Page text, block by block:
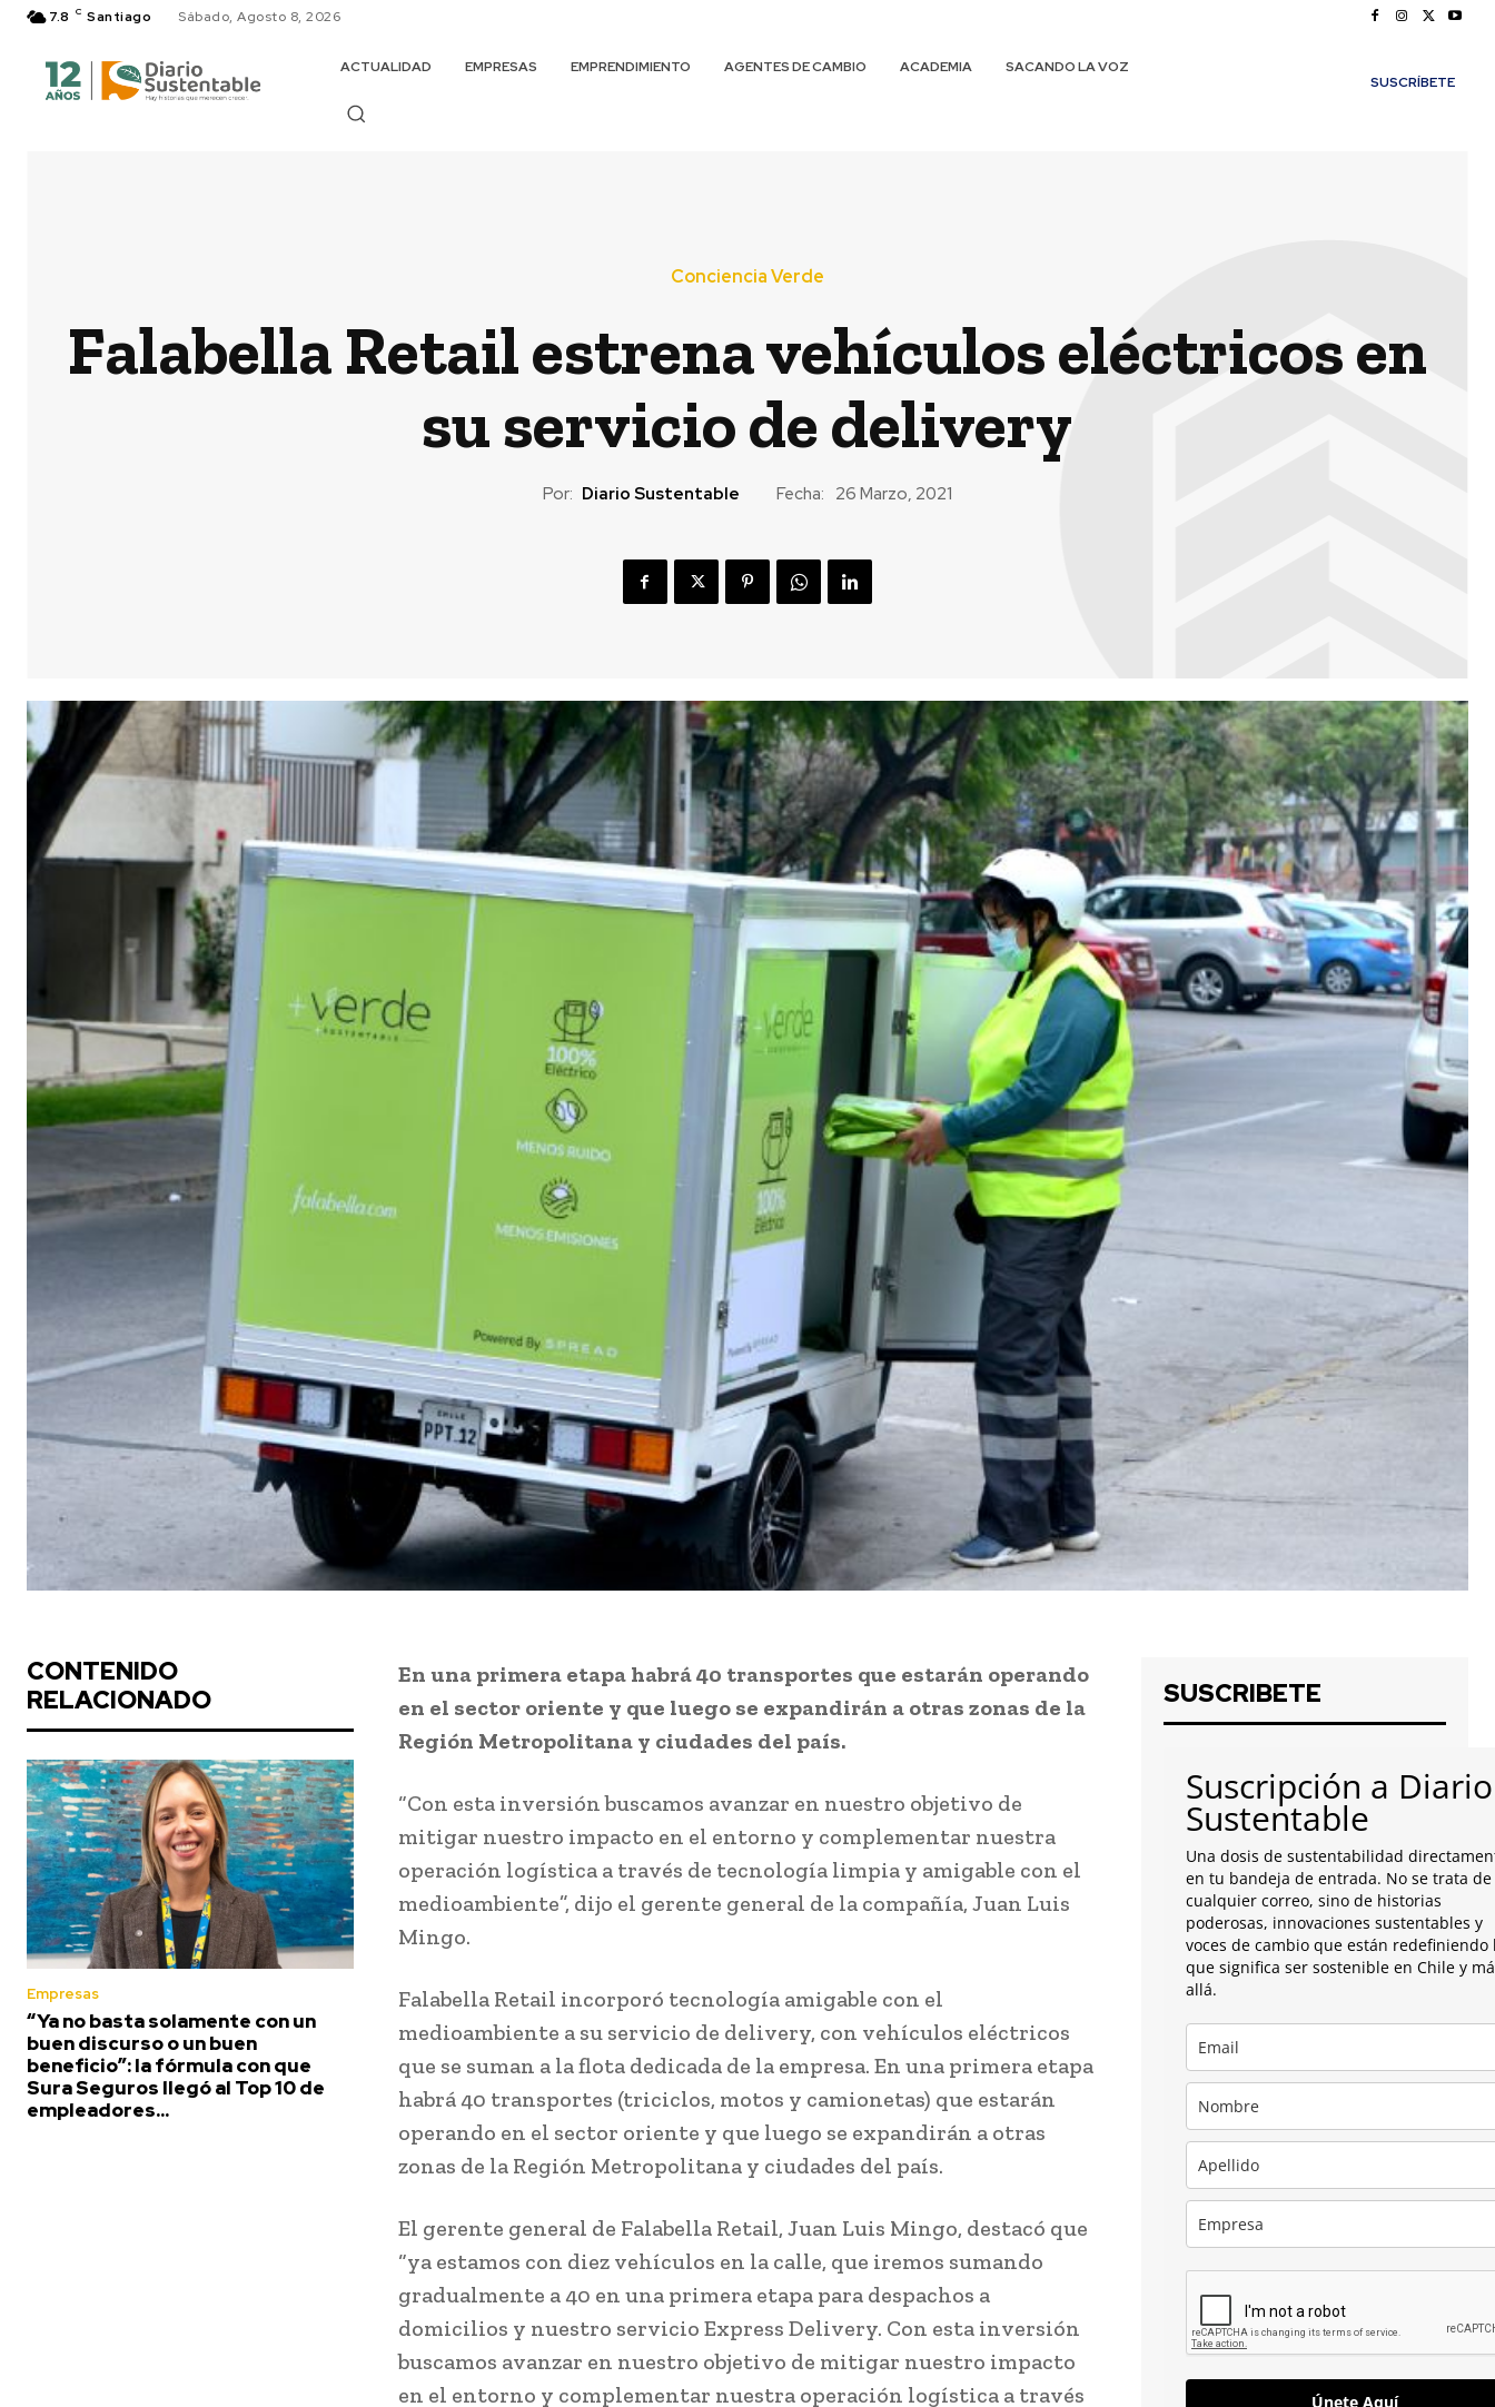
7.8 C Santiago Sábado, Agosto 8, 2026
ACTUALIDAD EMPRESAS EMPRENDIMIENTO AGENTES DE CAMBIO ACADEMIA
SACANDO LA VOZ
SUSCRÍBETE
Conciencia Verde
Falabella Retail estrena vehículos eléctricos en
su servicio de delivery
Por: Diario Sustentable Fecha: 26 Marzo, 2021
CONTENIDO
RELACIONADO
Empresas
“Ya no basta solamente con un
buen discurso o un buen
beneficio”: la fórmula con que
Sura Seguros llegó al Top 10 de
empleadores...
En una primera etapa habrá 40 transportes que estarán operando
en el sector oriente y que luego se expandirán a otras zonas de la
Región Metropolitana y ciudades del país.
“Con esta inversión buscamos avanzar en nuestro objetivo de
mitigar nuestro impacto en el entorno y complementar nuestra
operación logística a través de tecnología limpia y amigable con el
medioambiente”, dijo el gerente general de la compañía, Juan Luis
Mingo.
Falabella Retail incorporó tecnología amigable con el
medioambiente a su servicio de delivery, con vehículos eléctricos
que se suman a la flota dedicada de la empresa. En una primera etapa
habrá 40 transportes (triciclos, motos y camionetas) que estarán
operando en el sector oriente y que luego se expandirán a otras
zonas de la Región Metropolitana y ciudades del país.
El gerente general de Falabella Retail, Juan Luis Mingo, destacó que
“ya estamos con diez vehículos en la calle, que iremos sumando
gradualmente a 40 en una primera etapa para despachos a
domicilios y nuestro servicio Express Delivery. Con esta inversión
buscamos avanzar en nuestro objetivo de mitigar nuestro impacto
en el entorno y complementar nuestra operación logística a través
SUSCRIBETE
Suscripción a Diario
Sustentable
Una dosis de sustentabilidad
en tu bandeja de entrada. No se trata de
cualquier correo, sino de historias
poderosas, innovaciones sustentables y
voces de cambio que están redefiniendo
que significa ser sostenible en Chile y
allá.
Únete Aquí